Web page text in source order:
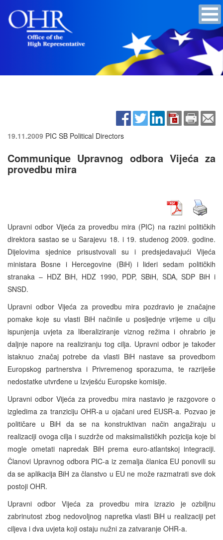
19.11.2009 PIC SB Political Directors
Communique Upravnog odbora Vijeća za
provedbu mira
Upravni odbor Vijeća za provedbu mira (PIC) na razini političkih
direktora sastao se u Sarajevu 18. i 19. studenog 2009. godine.
Dijelovima sjednice prisustvovali su i predsjedavajući Vijeća
ministara Bosne i Hercegovine (BiH) i lideri sedam političkih
stranaka – HDZ BiH, HDZ 1990, PDP, SBiH, SDA, SDP BiH i
SNSD.
Upravni odbor Vijeća za provedbu mira pozdravio je značajne
pomake koje su vlasti BiH načinile u posljednje vrijeme u cilju
ispunjenja uvjeta za liberaliziranje viznog režima i ohrabrio je
daljnje napore na realiziranju tog cilja. Upravni odbor je također
istaknuo značaj potrebe da vlasti BiH nastave sa provedbom
Europskog partnerstva i Privremenog sporazuma, te razriješe
nedostatke utvrđene u Izvješću Europske komisije.
Upravni odbor Vijeća za provedbu mira nastavio je razgovore o
izgledima za tranziciju OHR-a u ojačani ured EUSR-a. Pozvao je
političare u BiH da se na konstruktivan način angažiraju u
realizaciji ovoga cilja i suzdrže od maksimalističkih pozicija koje bi
mogle ometati napredak BiH prema euro-atlantskoj integraciji.
Članovi Upravnog odbora PIC-a iz zemalja članica EU ponovili su
da se aplikacija BiH za članstvo u EU ne može razmatrati sve dok
postoji OHR.
Upravni odbor Vijeća za provedbu mira izrazio je ozbiljnu
zabrinutost zbog nedovoljnog napretka vlasti BiH u realizaciji pet
ciljeva i dva uvjeta koji ostaju nužni za zatvaranje OHR-a.